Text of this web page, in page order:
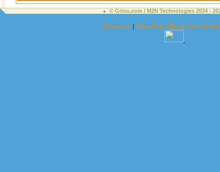
© Grioo.com / M2N Technologies 2024 -
Grioo.com |Grioo Pour Elle, le site des